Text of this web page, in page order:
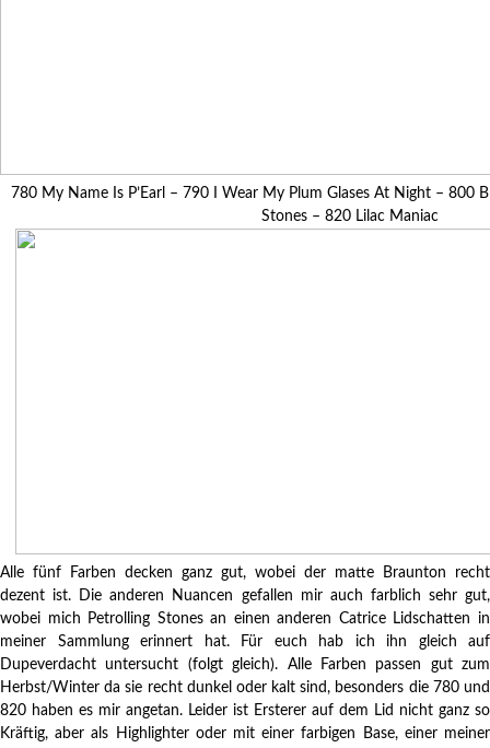
780 My Name Is P’Earl – 790 I Wear My Plum Glases At Night – 800
Stones – 820 Lilac Maniac
Alle fünf Farben decken ganz gut, wobei der matte Braunton recht
dezent ist. Die anderen Nuancen gefallen mir auch farblich sehr gut,
wobei mich Petrolling Stones an einen anderen Catrice Lidschatten in
meiner Sammlung erinnert hat. Für euch hab ich ihn gleich auf
Dupeverdacht untersucht (folgt gleich). Alle Farben passen gut zum
Herbst/Winter da sie recht dunkel oder kalt sind, besonders die 780 und
820 haben es mir angetan. Leider ist Ersterer auf dem Lid nicht ganz so
Kräftig, aber als Highlighter oder mit einer farbigen Base, einer meiner